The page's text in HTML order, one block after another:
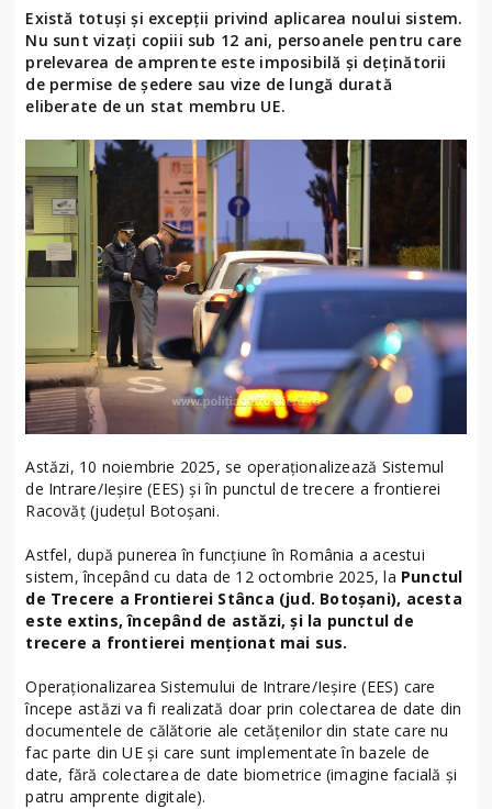
Există totuși și excepții privind aplicarea noului sistem.
Nu sunt vizați copiii sub 12 ani, persoanele pentru care
prelevarea de amprente este imposibilă și deținătorii
de permise de ședere sau vize de lungă durată
eliberate de un stat membru UE.
Astăzi, 10 noiembrie 2025, se operaționalizează Sistemul
de Intrare/Ieșire (EES) și în punctul de trecere a frontierei
Racovăț (județul Botoșani.
Astfel, după punerea în funcțiune în România a acestui
sistem, începând cu data de 12 octombrie 2025, la Punctul
de Trecere a Frontierei Stânca (jud. Botoșani), acesta
este extins, începând de astăzi, și la punctul de
trecere a frontierei menționat mai sus.
Operaționalizarea Sistemului de Intrare/Ieșire (EES) care
începe astăzi va fi realizată doar prin colectarea de date din
documentele de călătorie ale cetățenilor din state care nu
fac parte din UE și care sunt implementate în bazele de
date, fără colectarea de date biometrice (imagine facială și
patru amprente digitale).